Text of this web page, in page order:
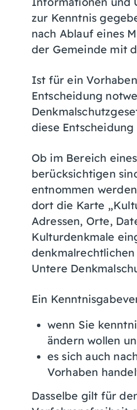
zur Kenntnis
nach Ablauf eines
der Gemeinde mit
Ist für ein
Entscheidung
diese
Ob im Bereich
berücksichtigen
entnommen
dort die Karte
Adressen, Orte,
Kulturdenkmale
Untere
Ein
wenn Sie
ändern wollen
es sich auch
Vorhaben
Dasselbe gilt für